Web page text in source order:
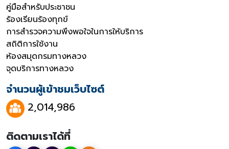
คู่มือสำหรับประชาชน
ร้องเรียนร้องทุกข์
การสำรวจความพึงพอใจในการให้บริการ
สถิติการใช้งาน
ห้องสมุดกรมทางหลวง
จุดบริการทางหลวง
จำนวนผู้เข้าชมเว็บไซต์
2,014,986
ติดตามเราได้ที่